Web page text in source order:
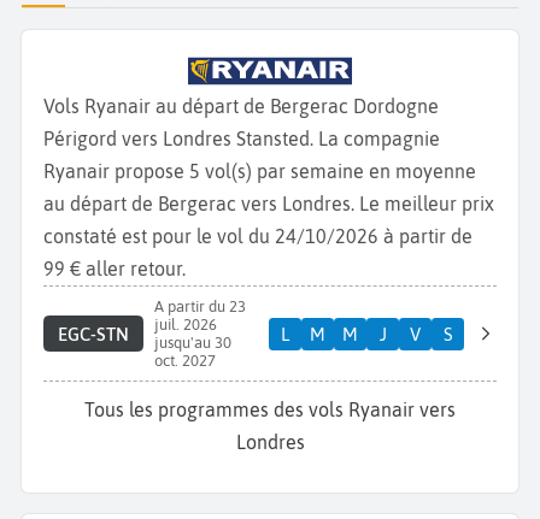
Vols Ryanair au départ de Bergerac Dordogne
Périgord vers Londres Stansted. La compagnie
Ryanair propose 5 vol(s) par semaine en moyenne
au départ de Bergerac vers Londres. Le meilleur prix
constaté est pour le vol du 24/10/2026 à partir de
99 € aller retour.
EGC-STN
A partir du 23
juil. 2026
jusqu'au 30
oct. 2027
L M M J V S
Tous les programmes des vols Ryanair vers
Londres